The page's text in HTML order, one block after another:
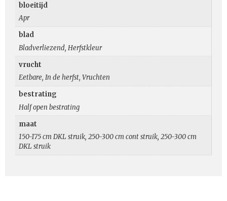
bloeitijd
Apr
blad
Bladverliezend, Herfstkleur
vrucht
Eetbare, In de herfst, Vruchten
bestrating
Half open bestrating
maat
150-175 cm DKL struik, 250-300 cm cont struik, 250-300 cm
DKL struik